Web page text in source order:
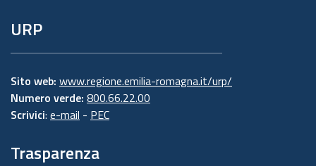
URP
Sito web: www.regione.emilia-romagna.it/urp/
Numero verde: 800.66.22.00
Scrivici: e-mail - PEC
Trasparenza